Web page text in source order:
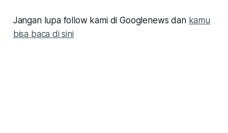
Jangan lupa follow kami di Googlenews dan kamu
bisa baca di sini